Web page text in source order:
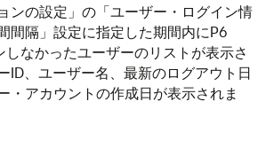
ンの設定」の「ユーザー・ログイン情
間隔」設定に指定した期間内にP6
しなかったユーザーのリストが表示さ
ID、ユーザー名、最新のログアウト日
・アカウントの作成日が表示されま